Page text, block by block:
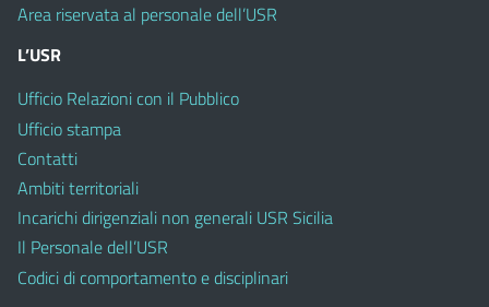
Area riservata al personale dell’USR
L’USR
Ufficio Relazioni con il Pubblico
Ufficio stampa
Contatti
Ambiti territoriali
Incarichi dirigenziali non generali USR Sicilia
Il Personale dell’USR
Codici di comportamento e disciplinari